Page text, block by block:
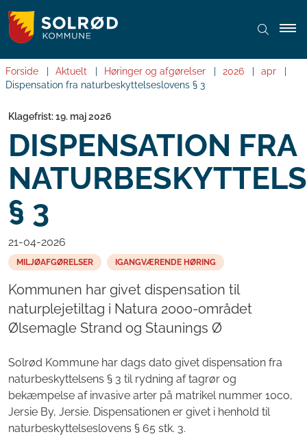
Forside Aktuelt Høringer og afgørelser 2026
apr
Dispensation fra naturbeskyttelseslovens § 3
Klagefrist: 19. maj 2026
DISPENSATION FRA
§ 3
21-04-2026
MILJØAFGØRELSER IGANGVÆRENDE HØRING
Kommunen har givet dispensation til
naturplejetiltag i Natura 2000-området
Ølsemagle Strand og Staunings Ø
Solrød Kommune har dags dato givet dispensation fra
naturbeskyttelsens § 3 til rydning af tagrør og
bekæmpelse af invasive arter på matrikel nummer 10co,
Jersie By, Jersie. Dispensationen er givet i henhold til
naturbeskyttelseslovens § 65 stk. 3.